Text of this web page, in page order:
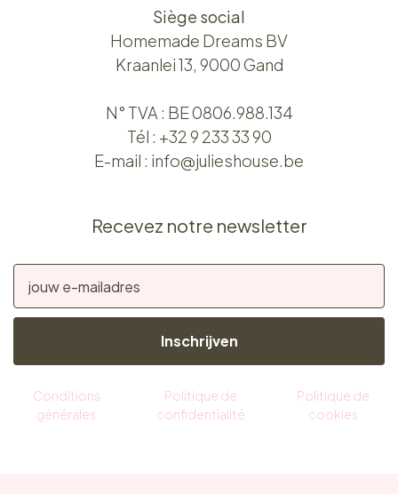
Siège social
Homemade Dreams BV
Kraanlei 13, 9000 Gand
N° TVA : BE 0806.988.134
Tél : +32 9 233 33 90
E-mail : info@julieshouse.be
Recevez notre newsletter
Inschrijven
Conditions
générales
Politique de
confidentialité
Politique de
cookies